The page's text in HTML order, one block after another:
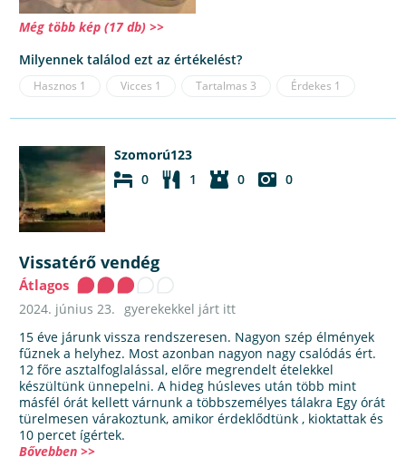
Még több kép (17 db) >>
Milyennek találod ezt az értékelést?
Hasznos 1 Vicces 1 Tartalmas 3 Érdekes 1
Szomorú123
0
1 0 0
Vissatérő vendég
Átlagos
2024. június 23.
gyerekekkel járt itt
15 éve járunk vissza rendszeresen. Nagyon szép élmények
fűznek a helyhez. Most azonban nagyon nagy csalódás ért.
12 főre asztalfoglalással, előre megrendelt ételekkel
készültünk ünnepelni. A hideg húsleves után több mint
másfél órát kellett várnunk a többszemélyes tálakra Egy órát
türelmesen várakoztunk, amikor érdeklődtünk , kioktattak és
10 percet ígértek.
Bővebben >>